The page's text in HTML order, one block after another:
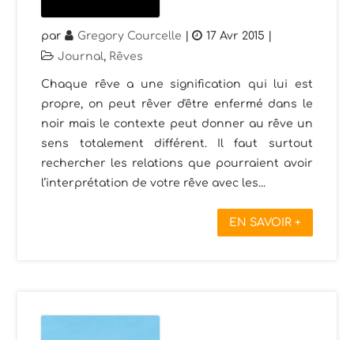
par Gregory Courcelle | 17 Avr 2015
Journal, Rêves
Chaque rêve a une signification qui lui est
propre, on peut rêver d'être enfermé dans le
noir mais le contexte peut donner au rêve un
sens totalement différent. Il faut surtout
rechercher les relations que pourraient avoir
l’interprétation de votre rêve avec les...
EN SAVOIR +